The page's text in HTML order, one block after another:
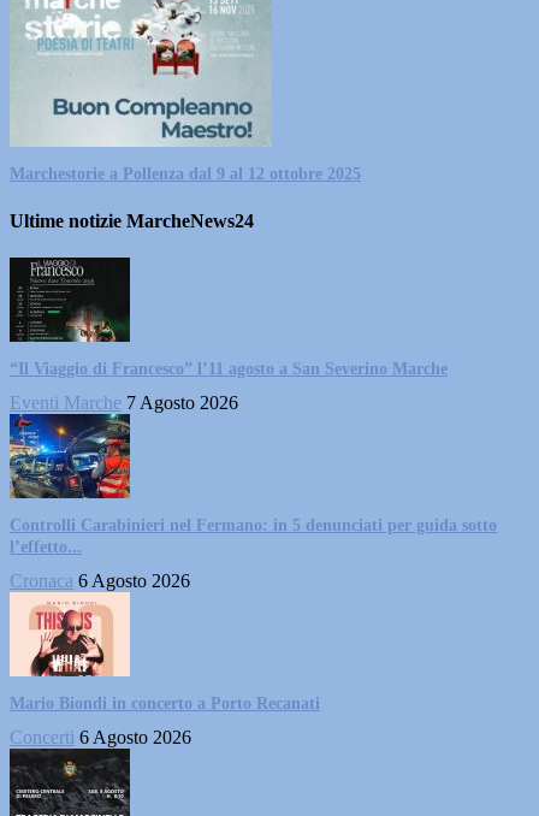
Marchestorie a Pollenza dal 9 al 12 ottobre 2025
Ultime notizie MarcheNews24
“Il Viaggio di Francesco” l’11 agosto a San Severino Marche
Eventi Marche 7 Agosto 2026
Controlli Carabinieri nel Fermano: in 5 denunciati per guida sotto
l’effetto...
Cronaca 6 Agosto 2026
Mario Biondi in concerto a Porto Recanati
Concerti 6 Agosto 2026